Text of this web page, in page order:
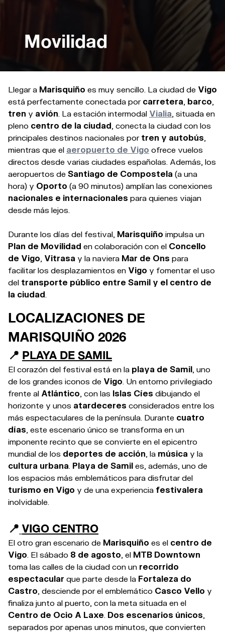
Movilidad
Llegar a Marisquiño es muy sencillo. La ciudad de Vigo
está perfectamente conectada por carretera barco
tren y avión . La estación intermodal Vialia , situada en
pleno centro de la ciudad , conecta la ciudad con los
principales destinos nacionales por tren y autobús
mientras que el aeropuerto de Vigo ofrece vuelos
directos desde varias ciudades españolas. Además, los
aeropuertos de Santiago de Compostela (a una
hora) y Oporto (a 90 minutos) amplían las conexiones
nacionales e internacionales para quienes viajan
desde más lejos.
Durante los días del festival, Marisquiño impulsa un
Plan de Movilidad en colaboración con el Concello
de Vigo Vitrasa y la naviera Mar de Ons para
facilitar los desplazamientos en Vigo y fomentar el uso
del transporte público entre Samil y el centro de
la ciudad
LOCALIZACIONES DE
MARISQUIÑO 2026
📍 PLAYA DE SAMIL
El corazón del festival está en la playa de Samil , uno
de los grandes iconos de Vigo . Un entorno privilegiado
frente al Atlántico , con las Islas Cíes dibujando el
horizonte y unos atardeceres considerados entre los
más espectaculares de la península. Durante cuatro
días , este escenario único se transforma en un
imponente recinto que se convierte en el epicentro
mundial de los deportes de acción , la música y la
cultura urbana Playa de Samil es, además, uno de
los espacios más emblemáticos para disfrutar del
turismo en Vigo y de una experiencia festivalera
inolvidable.
📍 VIGO CENTRO
El otro gran escenario de Marisquiño es el centro de
Vigo . El sábado 8 de agosto , el MTB Downtown
toma las calles de la ciudad con un recorrido
espectacular que parte desde la Fortaleza do
Castro , desciende por el emblemático Casco Vello y
finaliza junto al puerto, con la meta situada en el
Centro de Ocio A Laxe Dos escenarios únicos
separados por apenas unos minutos, que convierten